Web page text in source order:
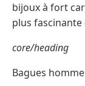
bijoux à fort
plus
core/heading
Bagues